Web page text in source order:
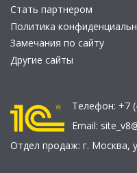
Стать партнером
Политика
Замечания по сайту
Другие сайты
Телефон: +7
Email:
Отдел продаж: г. Москва,